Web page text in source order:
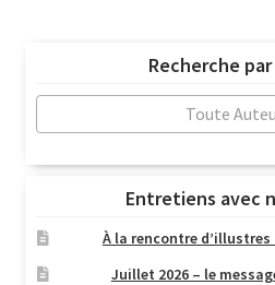
Recherche
Toute
Entretiens avec
À la rencontre
Juillet 2026 – le